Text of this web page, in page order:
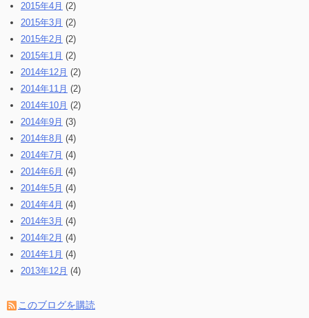
2015年4月 (2)
2015年3月 (2)
2015年2月 (2)
2015年1月 (2)
2014年12月 (2)
2014年11月 (2)
2014年10月 (2)
2014年9月 (3)
2014年8月 (4)
2014年7月 (4)
2014年6月 (4)
2014年5月 (4)
2014年4月 (4)
2014年3月 (4)
2014年2月 (4)
2014年1月 (4)
2013年12月 (4)
このブログを購読